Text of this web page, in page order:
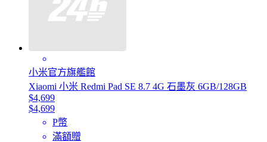
小米官方旗艦館
Xiaomi 小米 Redmi Pad SE 8.7 4G 石墨灰 6GB/128GB
$4,699
$4,699
P幣
滿額贈